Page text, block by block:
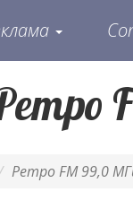
Ретро FM 99,0